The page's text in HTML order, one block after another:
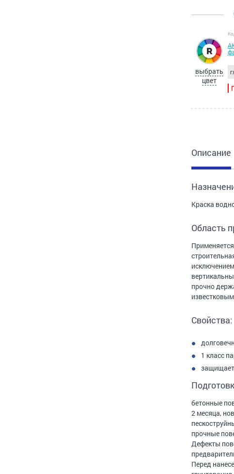
выбрать
цвет
Описание
Краска
Область
прочно
Свойства:
1 класс
бетонные
2 месяца,
прочные
Дефекты
Перед